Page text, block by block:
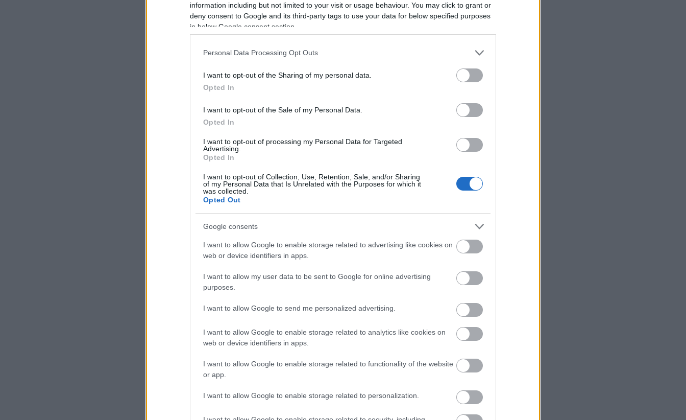
information including but not limited to your visit or usage behaviour. You may click to grant or
deny consent to Google and its third-party tags to use your data for below specified purposes
in below Google consent section.
Personal Data Processing Opt Outs
I want to opt-out of the Sharing of my personal data.
Opted In
I want to opt-out of the Sale of my Personal Data.
Opted In
I want to opt-out of processing my Personal Data for Targeted
Advertising.
Opted In
I want to opt-out of Collection, Use, Retention, Sale, and/or Sharing
of my Personal Data that Is Unrelated with the Purposes for which it
was collected.
Opted Out
Google consents
I want to allow Google to enable storage related to advertising like cookies on
web or device identifiers in apps.
I want to allow my user data to be sent to Google for online advertising
purposes.
I want to allow Google to send me personalized advertising.
I want to allow Google to enable storage related to analytics like cookies on
web or device identifiers in apps.
I want to allow Google to enable storage related to functionality of the website
or app.
I want to allow Google to enable storage related to personalization.